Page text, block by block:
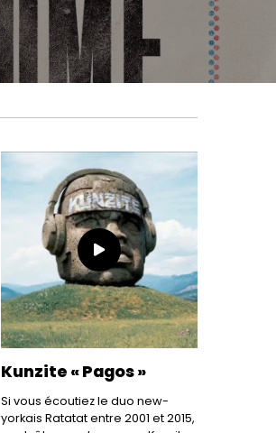
Kunzite « Pagos »
Si vous écoutiez le duo new-
yorkais Ratatat entre 2001 et 2015,